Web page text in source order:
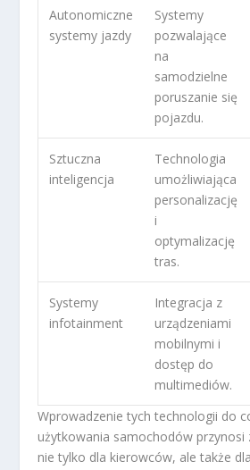
Autonomiczne
systemy jazdy
Systemy
pozwalające
na
samodzielne
poruszanie się
pojazdu.
Sztuczna
inteligencja
Technologia
umożliwiająca
personalizację
i
optymalizację
tras.
Systemy
infotainment
Integracja z
urządzeniami
mobilnymi i
dostęp do
multimediów.
Wprowadzenie tych technologii do
użytkowania samochodów przynosi
nie tylko dla kierowców, ale także